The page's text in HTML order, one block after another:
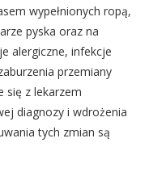
wypełnionych ropą,
pyska oraz na
alergiczne, infekcje
przemiany
się z lekarzem
diagnozy i wdrożenia
tych zmian są